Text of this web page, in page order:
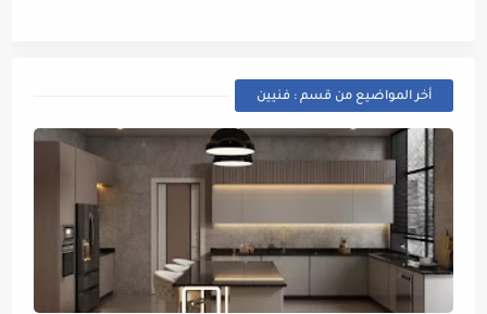
أخر المواضيع من قسم : فنيين